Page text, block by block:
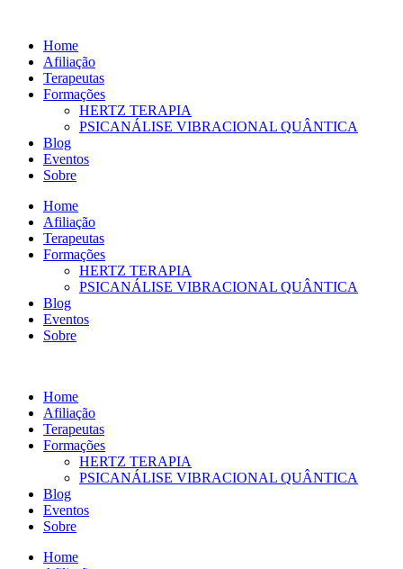
conteúdo
Home
Afiliação
Terapeutas
Formações
HERTZ TERAPIA
PSICANÁLISE VIBRACIONAL QUÂNTICA
Blog
Eventos
Sobre
Home
Afiliação
Terapeutas
Formações
HERTZ TERAPIA
PSICANÁLISE VIBRACIONAL QUÂNTICA
Blog
Eventos
Sobre
Home
Afiliação
Terapeutas
Formações
HERTZ TERAPIA
PSICANÁLISE VIBRACIONAL QUÂNTICA
Blog
Eventos
Sobre
Home